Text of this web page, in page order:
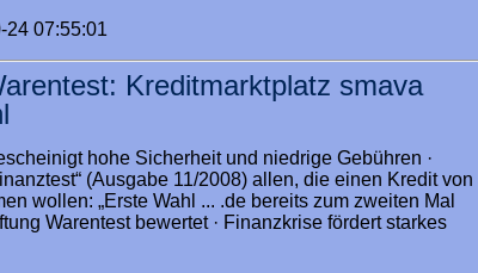
24 07:55:01
Kreditmarktplatz smava
hohe Sicherheit und niedrige Gebühren ·
(Ausgabe 11/2008) allen, die einen Kredit von
wollen: „Erste Wahl ... .de bereits zum zweiten Mal
Warentest bewertet · Finanzkrise fördert starkes